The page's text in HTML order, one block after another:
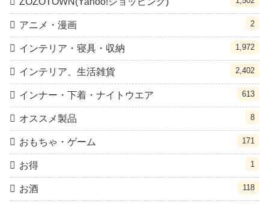
アニメ・漫画 2
インテリア・寝具・収納 1,972
インテリア、生活雑貨 2,402
インナー・下着・ナイトウエア 613
オススメ製品 8
おもちゃ・ゲーム 171
お得 1
お酒 118